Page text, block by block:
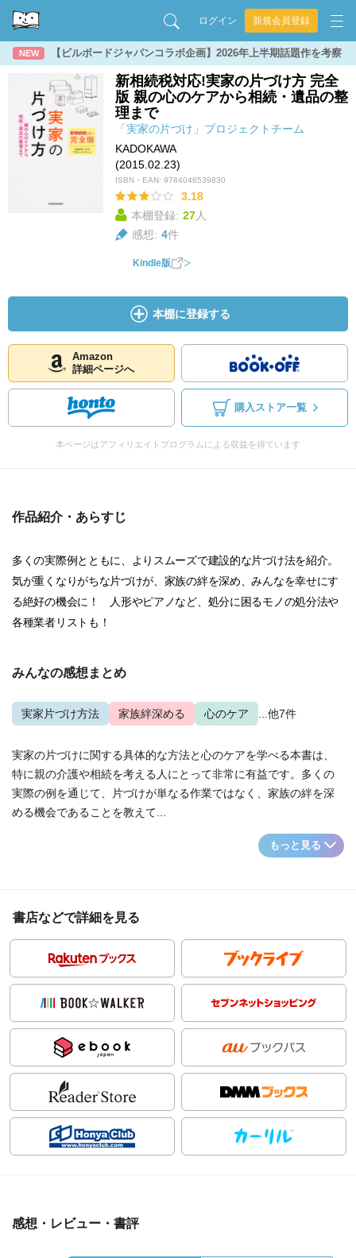
ログイン 新規会員登録
NEW 【ビルボードジャパンコラボ企画】2026年上半期話題作を考察
新相続税対応!実家の片づけ方 完全
版 親の心のケアから相続・遺品の整
理まで
「実家の片づけ」プロジェクトチーム
KADOKAWA
(2015.02.23)
ISBN・EAN: 9784046539830
3.18
本棚登録: 27人
感想: 4件
Kindle版
本棚に登録する
Amazon
詳細ページへ
購入ストア一覧
本ページはアフィリエイトプログラムによる収益を得ています
作品紹介・あらすじ
多くの実際例とともに、よりスムーズで建設的な片づけ法を紹介。
気が重くなりがちな片づけが、家族の絆を深め、みんなを幸せにす
る絶好の機会に！ 人形やピアノなど、処分に困るモノの処分法や
各種業者リストも！
みんなの感想まとめ
実家片づけ方法 家族絆深める 心のケア ...他7件
実家の片づけに関する具体的な方法と心のケアを学べる本書は、
特に親の介護や相続を考える人にとって非常に有益です。多くの
実際の例を通じて、片づけが単なる作業ではなく、家族の絆を深
める機会であることを教えて...
もっと見る
書店などで詳細を見る
感想・レビュー・書評